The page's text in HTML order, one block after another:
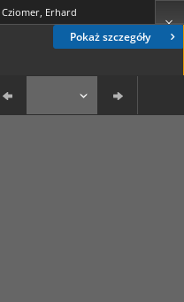
Pokaż szczegóły
Cziomer, Erhard